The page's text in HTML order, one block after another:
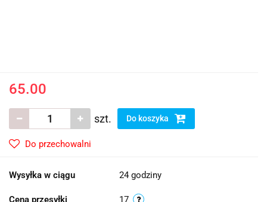
65.00
szt. Do koszyka
Do przechowalni
Wysyłka w ciągu 24 godziny